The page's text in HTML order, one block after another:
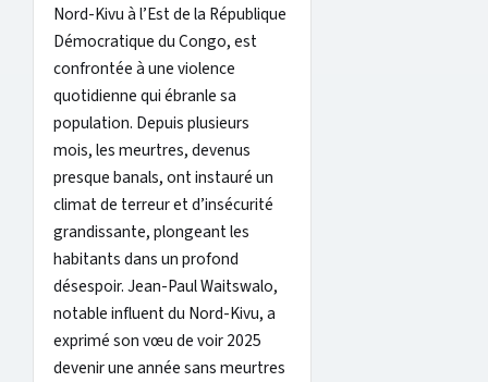
Nord-Kivu à l’Est de la République
Démocratique du Congo, est
confrontée à une violence
quotidienne qui ébranle sa
population. Depuis plusieurs
mois, les meurtres, devenus
presque banals, ont instauré un
climat de terreur et d’insécurité
grandissante, plongeant les
habitants dans un profond
désespoir. Jean-Paul Waitswalo,
notable influent du Nord-Kivu, a
exprimé son vœu de voir 2025
devenir une année sans meurtres